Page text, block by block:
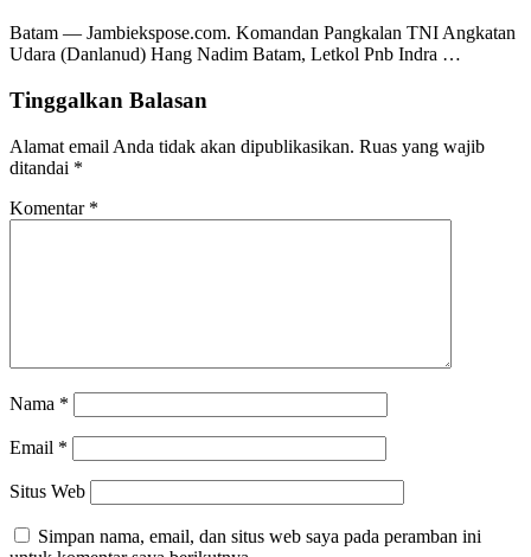
Batam — Jambiekspose.com. Komandan Pangkalan TNI Angkatan
Udara (Danlanud) Hang Nadim Batam, Letkol Pnb Indra …
Tinggalkan Balasan
Alamat email Anda tidak akan dipublikasikan. Ruas yang wajib
ditandai *
Komentar *
Nama *
Email *
Situs Web
Simpan nama, email, dan situs web saya pada peramban ini